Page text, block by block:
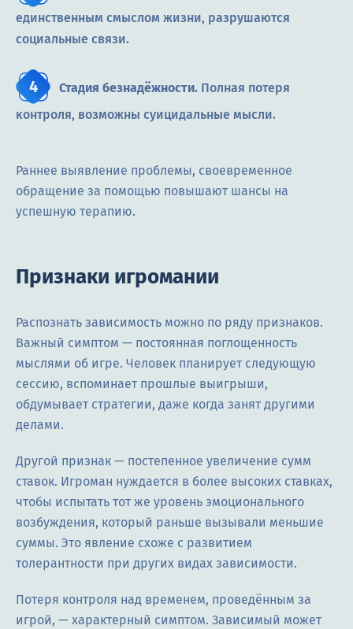
единственным смыслом жизни, разрушаются
социальные связи.
Стадия безнадёжности. Полная потеря
контроля, возможны суицидальные мысли.
Раннее выявление проблемы, своевременное
обращение за помощью повышают шансы на
успешную терапию.
Признаки игромании
Распознать зависимость можно по ряду признаков.
Важный симптом — постоянная поглощенность
мыслями об игре. Человек планирует следующую
сессию, вспоминает прошлые выигрыши,
обдумывает стратегии, даже когда занят другими
делами.
Другой признак — постепенное увеличение сумм
ставок. Игроман нуждается в более высоких ставках,
чтобы испытать тот же уровень эмоционального
возбуждения, который раньше вызывали меньшие
суммы. Это явление схоже с развитием
толерантности при других видах зависимости.
Потеря контроля над временем, проведённым за
игрой, — характерный симптом. Зависимый может